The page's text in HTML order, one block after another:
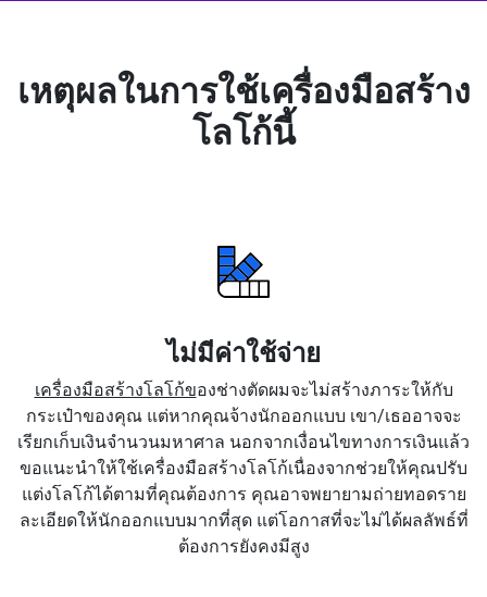
เหตุผลในการใช้เครื่องมือสร้าง
โลโก้นี้
ไม่มีค่าใช้จ่าย
เครื่องมือสร้างโลโก้ของช่างตัดผมจะไม่สร้างภาระให้กับ
กระเป๋าของคุณ แต่หากคุณจ้างนักออกแบบ เขา/เธออาจจะ
เรียกเก็บเงินจำนวนมหาศาล นอกจากเงื่อนไขทางการเงินแล้ว
ขอแนะนำให้ใช้เครื่องมือสร้างโลโก้เนื่องจากช่วยให้คุณปรับ
แต่งโลโก้ได้ตามที่คุณต้องการ คุณอาจพยายามถ่ายทอดราย
ละเอียดให้นักออกแบบมากที่สุด แต่โอกาสที่จะไม่ได้ผลลัพธ์ที่
ต้องการยังคงมีสูง